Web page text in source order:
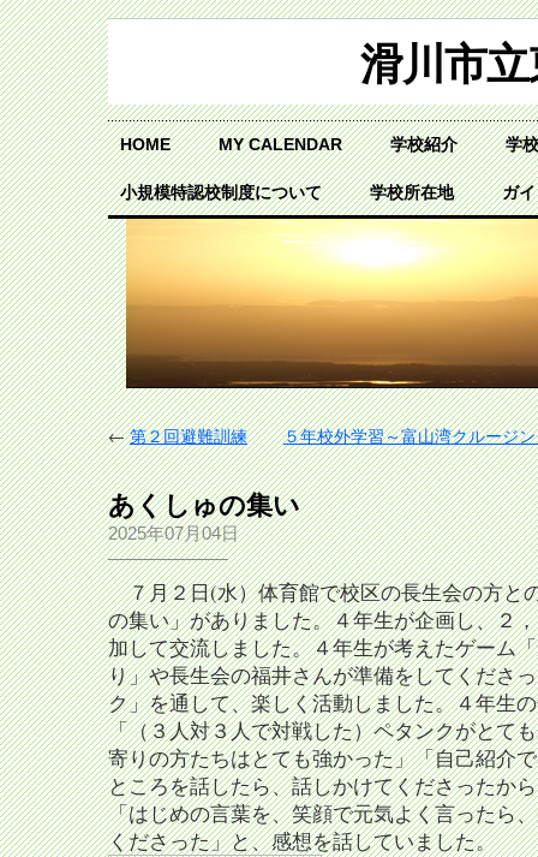
滑川市
HOME MY CALENDAR 学校紹介 学
小規模特認校制度について 学校所在地 ガ
←第２回避難訓練 ５年校外学習～富山湾クルージ
あくしゅの集い
2025年07月04日
７月２日(水）体育館で校区の長生会の方と
の集い」がありました。４年生が企画し、２
加して交流しました。４年生が考えたゲーム
り」や長生会の福井さんが準備をしてくださ
ク」を通して、楽しく活動しました。４年生
「（３人対３人で対戦した）ペタンクがとて
寄りの方たちはとても強かった」「自己紹介
ところを話したら、話しかけてくださったか
「はじめの言葉を、笑顔で元気よく言ったら
くださった」と、感想を話していました。